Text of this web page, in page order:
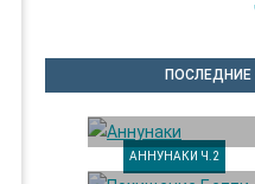
ПОСЛЕДНИЕ
АННУНАКИ Ч.2